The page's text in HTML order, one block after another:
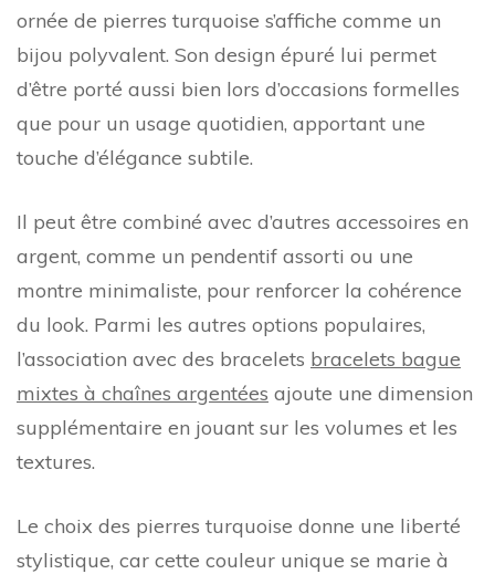
ornée de pierres turquoise s’affiche comme un
bijou polyvalent. Son design épuré lui permet
d’être porté aussi bien lors d’occasions formelles
que pour un usage quotidien, apportant une
touche d’élégance subtile.
Il peut être combiné avec d’autres accessoires en
argent, comme un pendentif assorti ou une
montre minimaliste, pour renforcer la cohérence
du look. Parmi les autres options populaires,
l’association avec des bracelets bracelets bague
mixtes à chaînes argentées ajoute une dimension
supplémentaire en jouant sur les volumes et les
textures.
Le choix des pierres turquoise donne une liberté
stylistique, car cette couleur unique se marie à